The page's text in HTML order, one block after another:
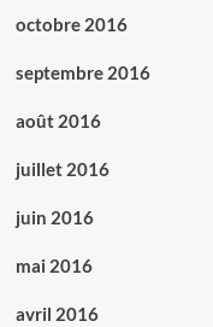
octobre 2016
septembre 2016
août 2016
juillet 2016
juin 2016
mai 2016
avril 2016